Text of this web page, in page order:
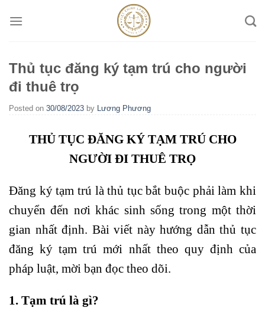
Thủ tục đăng ký tạm trú cho người
đi thuê trọ
Posted on 30/08/2023 by Lương Phương
THỦ TỤC ĐĂNG KÝ TẠM TRÚ CHO
NGƯỜI ĐI THUÊ TRỌ
Đăng ký tạm trú là thủ tục bắt buộc phải làm khi
chuyển đến nơi khác sinh sống trong một thời
gian nhất định. Bài viết này hướng dẫn thủ tục
đăng ký tạm trú mới nhất theo quy định của
pháp luật, mời bạn đọc theo dõi.
1. Tạm trú là gì?